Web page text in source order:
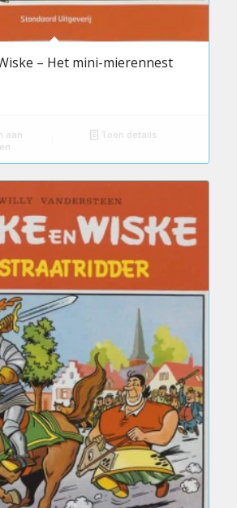
– Het mini-mierennest
aan
Toon details